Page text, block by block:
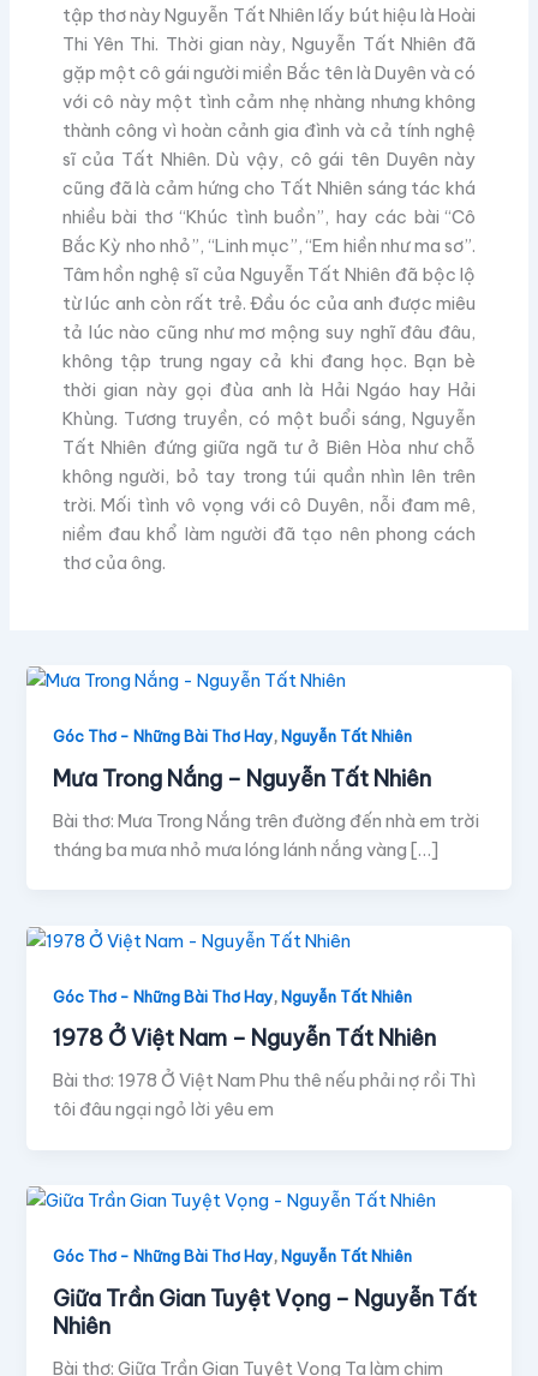
tập thơ này Nguyễn Tất Nhiên lấy bút hiệu là Hoài
Thi Yên Thi. Thời gian này, Nguyễn Tất Nhiên đã
gặp một cô gái người miền Bắc tên là Duyên và có
với cô này một tình cảm nhẹ nhàng nhưng không
thành công vì hoàn cảnh gia đình và cả tính nghệ
sĩ của Tất Nhiên. Dù vậy, cô gái tên Duyên này
cũng đã là cảm hứng cho Tất Nhiên sáng tác khá
nhiều bài thơ “Khúc tình buồn”, hay các bài “Cô
Bắc Kỳ nho nhỏ”, “Linh mục”, “Em hiền như ma sơ”.
Tâm hồn nghệ sĩ của Nguyễn Tất Nhiên đã bộc lộ
từ lúc anh còn rất trẻ. Đầu óc của anh được miêu
tả lúc nào cũng như mơ mộng suy nghĩ đâu đâu,
không tập trung ngay cả khi đang học. Bạn bè
thời gian này gọi đùa anh là Hải Ngáo hay Hải
Khùng. Tương truyền, có một buổi sáng, Nguyễn
Tất Nhiên đứng giữa ngã tư ở Biên Hòa như chỗ
không người, bỏ tay trong túi quần nhìn lên trên
trời. Mối tình vô vọng với cô Duyên, nỗi đam mê,
niềm đau khổ làm người đã tạo nên phong cách
thơ của ông.
Góc Thơ - Những Bài Thơ Hay,Nguyễn Tất Nhiên
Mưa Trong Nắng – Nguyễn Tất Nhiên
Bài thơ: Mưa Trong Nắng trên đường đến nhà em trời
tháng ba mưa nhỏ mưa lóng lánh nắng vàng […]
Góc Thơ - Những Bài Thơ Hay,Nguyễn Tất Nhiên
1978 Ở Việt Nam – Nguyễn Tất Nhiên
Bài thơ: 1978 Ở Việt Nam Phu thê nếu phải nợ rồi Thì
tôi đâu ngại ngỏ lời yêu em
Góc Thơ - Những Bài Thơ Hay,Nguyễn Tất Nhiên
Giữa Trần Gian Tuyệt Vọng – Nguyễn Tất
Nhiên
Bài thơ: Giữa Trần Gian Tuyệt Vọng Ta làm chim